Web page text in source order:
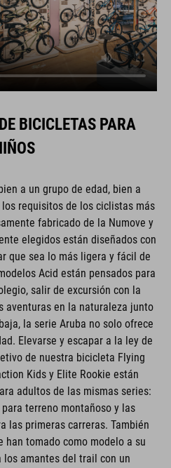
BICICLETAS PARA
a un grupo de edad, bien a
requisitos de los ciclistas más
fabricado de la Numove y
elegidos están diseñados con
que sea lo más ligera y fácil de
Acid están pensados para
salir de excursión con la
aventuras en la naturaleza junto
la serie Aruba no solo ofrece
Elevarse y escapar a la ley de
de nuestra bicicleta Flying
Kids y Elite Rookie están
adultos de las mismas series:
terreno montañoso y las
las primeras carreras. También
han tomado como modelo a su
los amantes del trail con un